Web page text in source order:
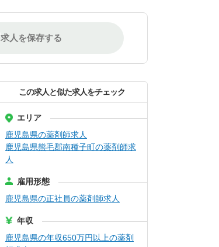
求人を保存する
この求人と似た求人をチェック
エリア
鹿児島県の薬剤師求人
鹿児島県熊毛郡南種子町の薬剤師求
人
雇用形態
鹿児島県の正社員の薬剤師求人
年収
鹿児島県の年収650万円以上の薬剤